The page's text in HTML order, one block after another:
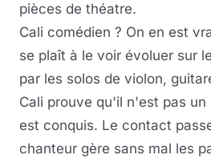
pièces de théatre.
Cali comédien ? On en est
se plaît à le voir évoluer sur
par les solos de violon,
Cali prouve qu'il n'est pas
est conquis. Le contact
chanteur gère sans mal les